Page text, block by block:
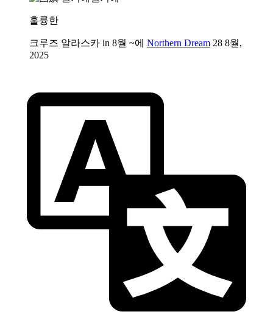
훌륭한
크루즈 알라스카 in 8월 ~에 Northern Dream 28 8월,
2025